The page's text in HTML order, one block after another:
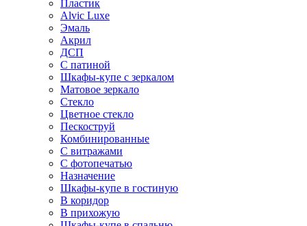
Пластик
Alvic Luxe
Эмаль
Акрил
ДСП
С патиной
Шкафы-купе с зеркалом
Матовое зеркало
Стекло
Цветное стекло
Пескоструй
Комбинированные
С витражами
С фотопечатью
Назначение
Шкафы-купе в гостиную
В коридор
В прихожую